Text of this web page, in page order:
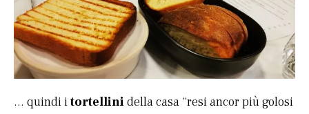
… quindi itortellini della casa “resi ancor più golosi